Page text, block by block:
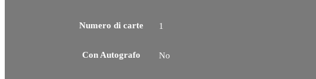
Numero di carte 1
Con Autografo No